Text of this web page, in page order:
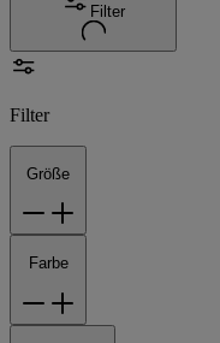
Filter
Filter
Größe
Farbe